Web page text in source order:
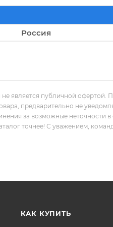
Россия
является публичной офертой.
предварительно не
за возможные неточности
точнее! С уважением,
КАК КУПИТЬ